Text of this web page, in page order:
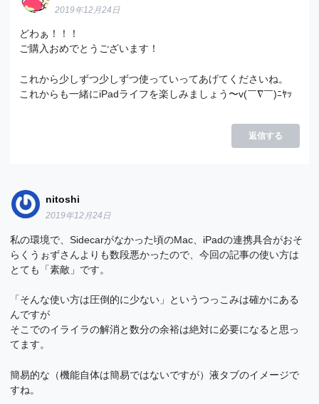
2019年12月24日
どわぁ！！！
ご購入おめでとうございます！
これから少しずつ少しずつ使っていってあげてくださいね。
これからも一緒にiPadライフを楽しみましょう〜v(￣∇￣)ﾆﾔｯ
返信する
nitoshi
2019年12月24日
私の環境で、Sidecarがなかった頃のMac、iPadの連携具合がおそ
らくうぉずさんよりも数段悪かったので、今回の記事の使い方は
とても「素敵」です。
「そんな使い方は圧倒的に少ない」というつっこみは確かにある
んですが
そこでのイライラの解消と数分の余裕は絶対に必要になると思っ
てます。
簡易的な（機能自体は簡易ではないですが）液タブのイメージで
すね。